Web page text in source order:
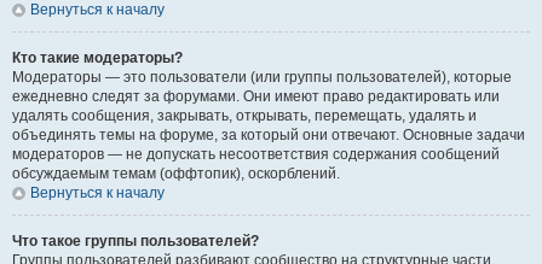
Вернуться к началу
Кто такие модераторы?
Модераторы — это пользователи (или группы пользователей), которые
ежедневно следят за форумами. Они имеют право редактировать или
удалять сообщения, закрывать, открывать, перемещать, удалять и
объединять темы на форуме, за который они отвечают. Основные задачи
модераторов — не допускать несоответствия содержания сообщений
обсуждаемым темам (оффтопик), оскорблений.
Вернуться к началу
Что такое группы пользователей?
Группы пользователей разбивают сообщество на структурные части,